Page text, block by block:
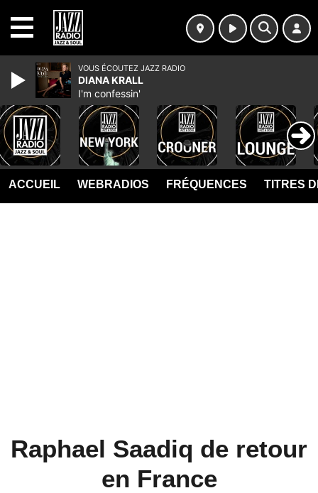
ACCUEIL WEBRADIOS FRÉQUENCES TITRES
Raphael Saadiq de retour
en France
VOUS ÉCOUTEZ JAZZ RADIO
DIANA KRALL
I'm confessin'